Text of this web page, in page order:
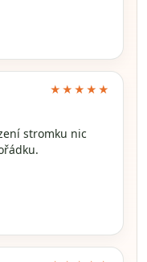
★★★★★
stromku nic